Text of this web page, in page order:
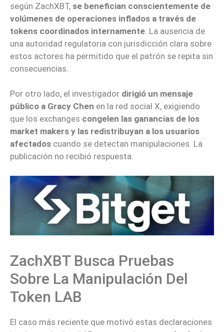
según ZachXBT, se benefician conscientemente de
volúmenes de operaciones inflados a través de
tokens coordinados internamente . La ausencia de
una autoridad regulatoria con jurisdicción clara sobre
estos actores ha permitido que el patrón se repita sin
consecuencias.
Por otro lado, el investigador dirigió un mensaje
público a Gracy Chen en la red social X, exigiendo
que los exchanges congelen las ganancias de los
market makers y las redistribuyan a los usuarios
afectados cuando se detectan manipulaciones. La
publicación no recibió respuesta.
ZachXBT Busca Pruebas
Sobre La Manipulación Del
Token LAB
El caso más reciente que motivó estas declaraciones